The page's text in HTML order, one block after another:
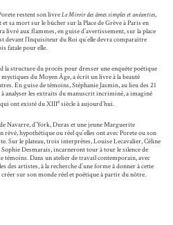
restent son livreLe Miroir des âmes simples et anéanties,
sa mort sur le bûcher sur la Place de Grève à Paris en
livré aux flammes, en guise d’avertissement, sur la place
devant l’Inquisiteur du Roi qu’elle devra comparaître
fatale pour elle.
la structure du procès pour dresser une enquête poétique
du Moyen Âge, a écrit un livre à la beauté
En guise de témoins, Stéphanie Jasmin, au lieu des 21
à analyser les extraits du manuscrit incriminé, a imaginé
qui ont existé du XIIIesiècle à aujourd’hui.
Navarre, d’York, Duras et une jeune Marguerite
hypothétique ou réel qu’elles ont avec Porete ou son
Sur le plateau, trois interprètes, Louise Lecavalier, Céline
Desmarais, incarneront tour à tour le silence de
Dans un atelier de travail contemporain, avec
des artistes, à la recherche d’une forme à donner à cette
sur son monde réel et poétique à partir du nôtre.